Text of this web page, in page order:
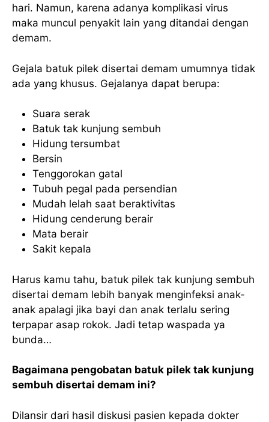
hari. Namun, karena adanya komplikasi virus
maka muncul penyakit lain yang ditandai dengan
demam.
Gejala batuk pilek disertai demam umumnya tidak
ada yang khusus. Gejalanya dapat berupa:
Suara serak
Batuk tak kunjung sembuh
Hidung tersumbat
Bersin
Tenggorokan gatal
Tubuh pegal pada persendian
Mudah lelah saat beraktivitas
Hidung cenderung berair
Mata berair
Sakit kepala
Harus kamu tahu, batuk pilek tak kunjung sembuh
disertai demam lebih banyak menginfeksi anak-
anak apalagi jika bayi dan anak terlalu sering
terpapar asap rokok. Jadi tetap waspada ya
bunda…
Bagaimana pengobatan batuk pilek tak kunjung
sembuh disertai demam ini?
Dilansir dari hasil diskusi pasien kepada dokter